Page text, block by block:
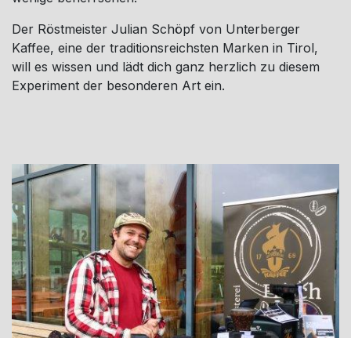
Der Röstmeister Julian Schöpf von Unterberger
Kaffee, eine der traditionsreichsten Marken in Tirol,
will es wissen und lädt dich ganz herzlich zu diesem
Experiment der besonderen Art ein.